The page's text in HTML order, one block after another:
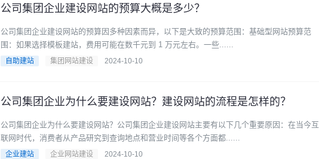
公司集团企业建设网站的预算大概是多少？
公司集团企业建设网站的预算因多种因素而异，以下是大致的预算范围：基础型网站预算范
围：如果选择模板建站，费用可能在数千元到 1 万元左右。一些......
自助建站 集团网站建设 2024-10-10
公司集团企业为什么要建设网站？建设网站的流程是怎样的？
公司集团企业为什么要建设网站？公司集团企业建设网站主要有以下几个重要原因：在当今互
联网时代，消费者从产品研究到查询地点和营业时间等各个方面都......
企业建站 企业网站建设 2024-10-10